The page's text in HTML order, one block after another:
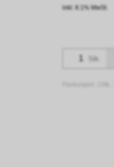
inkl. 8.1% MwSt.
Stk.